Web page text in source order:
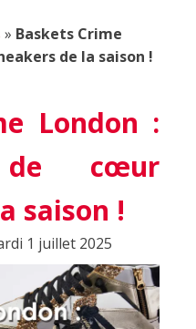
» Baskets Crime
de la saison !
London :
cœur
saison !
1 juillet 2025